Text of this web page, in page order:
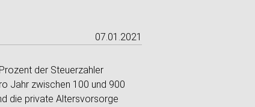
07.01.2021
der Steuerzahler
Jahr zwischen 100 und 900
die private Altersvorsorge